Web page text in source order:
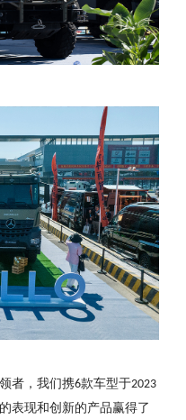
者，我们携6款车型于2023
表现和创新的产品赢得了